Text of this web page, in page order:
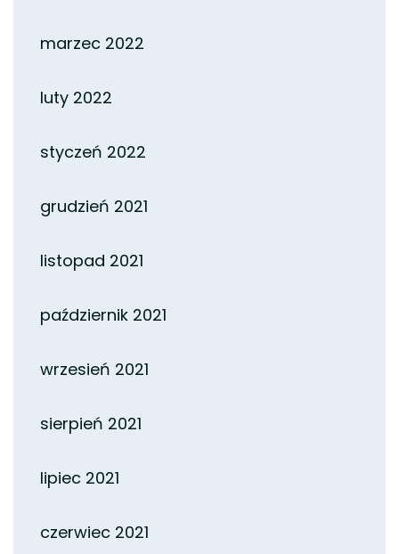
marzec 2022
luty 2022
styczeń 2022
grudzień 2021
listopad 2021
październik 2021
wrzesień 2021
sierpień 2021
lipiec 2021
czerwiec 2021